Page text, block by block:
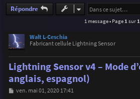
Répondre
1 message • Page1sur1
Walt L-Ceschia
Fabricant cellule Lightning Sensor
Lightning Sensor v4 – Mode
anglais, espagnol)
M
ven. mai 01, 2020 17:41